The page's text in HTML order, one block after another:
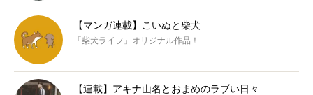
【マンガ連載】こいぬと柴犬
「柴犬ライフ」オリジナル作品！
【連載】アキナ山名とおまめのラブい日々